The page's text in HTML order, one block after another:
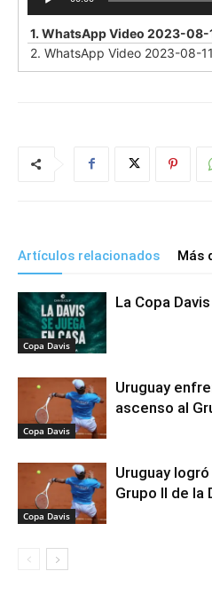
1. WhatsApp Video 2023-08-
2. WhatsApp Video 2023-08-
Artículos relacionados Más
Copa Davis
La Copa
Copa Davis
Uruguay
ascenso al
Copa Davis
Uruguay
Grupo II de la